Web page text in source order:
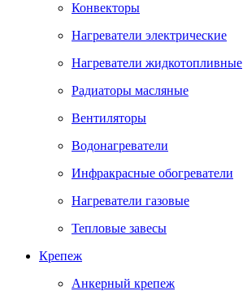
Конвекторы
Нагреватели электрические
Нагреватели жидкотопливные
Радиаторы масляные
Вентиляторы
Водонагреватели
Инфракрасные обогреватели
Нагреватели газовые
Тепловые завесы
Крепеж
Анкерный крепеж